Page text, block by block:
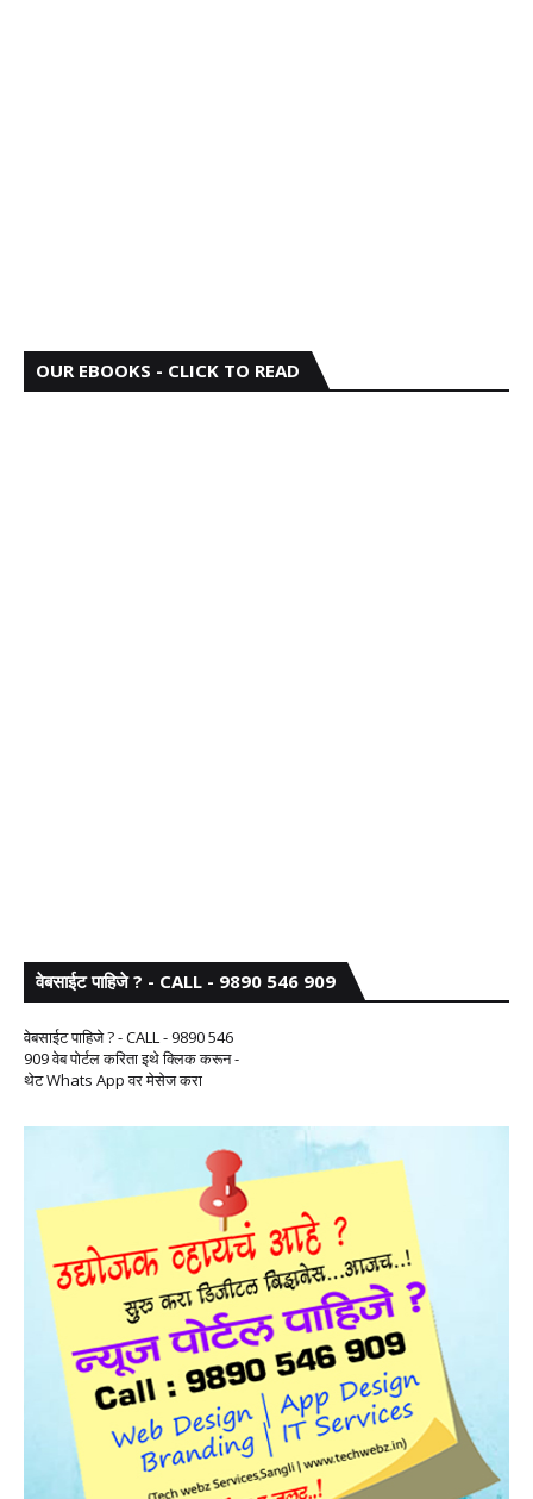
OUR EBOOKS - CLICK TO READ
वेबसाईट पाहिजे ? - CALL - 9890 546 909
वेबसाईट पाहिजे ? - CALL - 9890 546
909 वेब पोर्टल करिता इथे क्लिक करून -
थेट Whats App वर मेसेज करा